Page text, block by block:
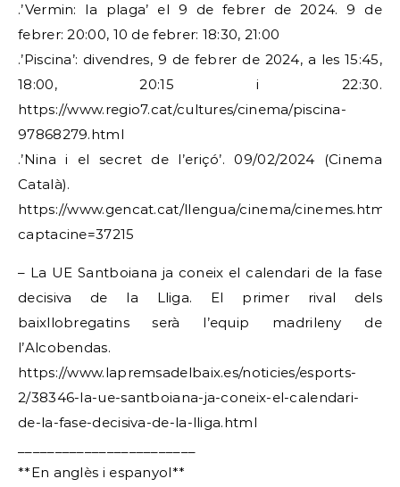
.’Vermin: la plaga’ el 9 de febrer de 2024. 9 de
febrer: 20:00, 10 de febrer: 18:30, 21:00
.’Piscina’: divendres, 9 de febrer de 2024, a les 15:45,
18:00, 20:15 i 22:30.
https://www.regio7.cat/cultures/cinema/piscina-
97868279.html
.’Nina i el secret de l’eriçó’. 09/02/2024 (Cinema
Català).
https://www.gencat.cat/llengua/cinema/cinemes.html?
captacine=37215
– La UE Santboiana ja coneix el calendari de la fase
decisiva de la Lliga. El primer rival dels
baixllobregatins serà l’equip madrileny de
l’Alcobendas.
https://www.lapremsadelbaix.es/noticies/esports-
2/38346-la-ue-santboiana-ja-coneix-el-calendari-
de-la-fase-decisiva-de-la-lliga.html
**En anglès i espanyol**